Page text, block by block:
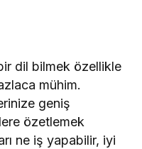
dil bilmek özellikle
mühim.
geniş
özetlemek
ne iş yapabilir, iyi